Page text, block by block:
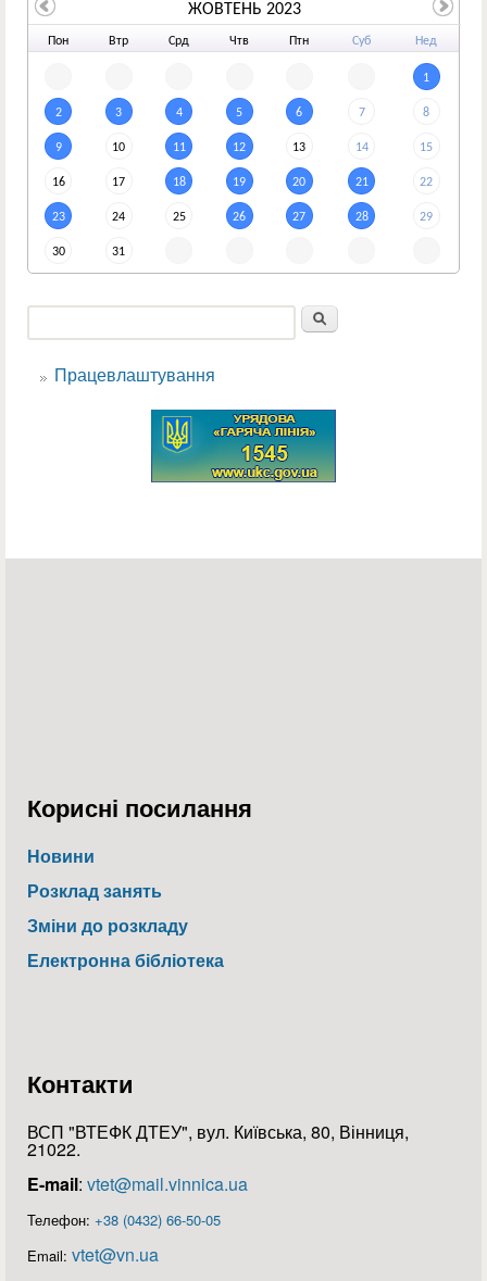
Пон Втр Срд Чтв Птн Суб Нед
1
2 3 4 5 6 7 8
9 10 11 12 13 14 15
16 17 18 19 20 21 22
23 24 25 26 27 28 29
30 31
ЖОВТЕНЬ 2023
Пошукова форма
Працевлаштування
Корисні посилання
Новини
Розклад занять
Зміни до розкладу
Електронна бібліотека
Контакти
ВСП "ВТЕФК ДТЕУ", вул. Київська, 80, Вінниця,
21022.
E-mail: vtet@mail.vinnica.ua
Телефон: +38 (0432) 66-50-05
Email: vtet@vn.ua